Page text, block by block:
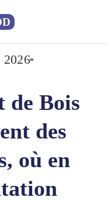
2026
de Bois
des
où en